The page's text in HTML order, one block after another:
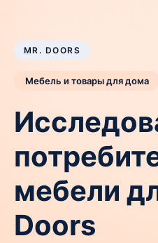
MR. DOORS
Мебель и товары для дома
мебели
Doors